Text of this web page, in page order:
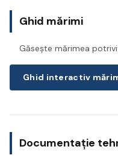
Ghid mărimi
Găsește mărimea
Ghid interactiv
Documentație